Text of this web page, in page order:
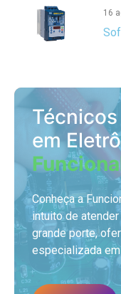
16
em
Conheça a
intuito de
grande porte,
especializada